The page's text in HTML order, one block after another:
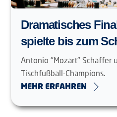
Dramatisches
spielte bis zum
Antonio "Mozart" Schaffer
Tischfußball-Champions.
MEHR ERFAHREN